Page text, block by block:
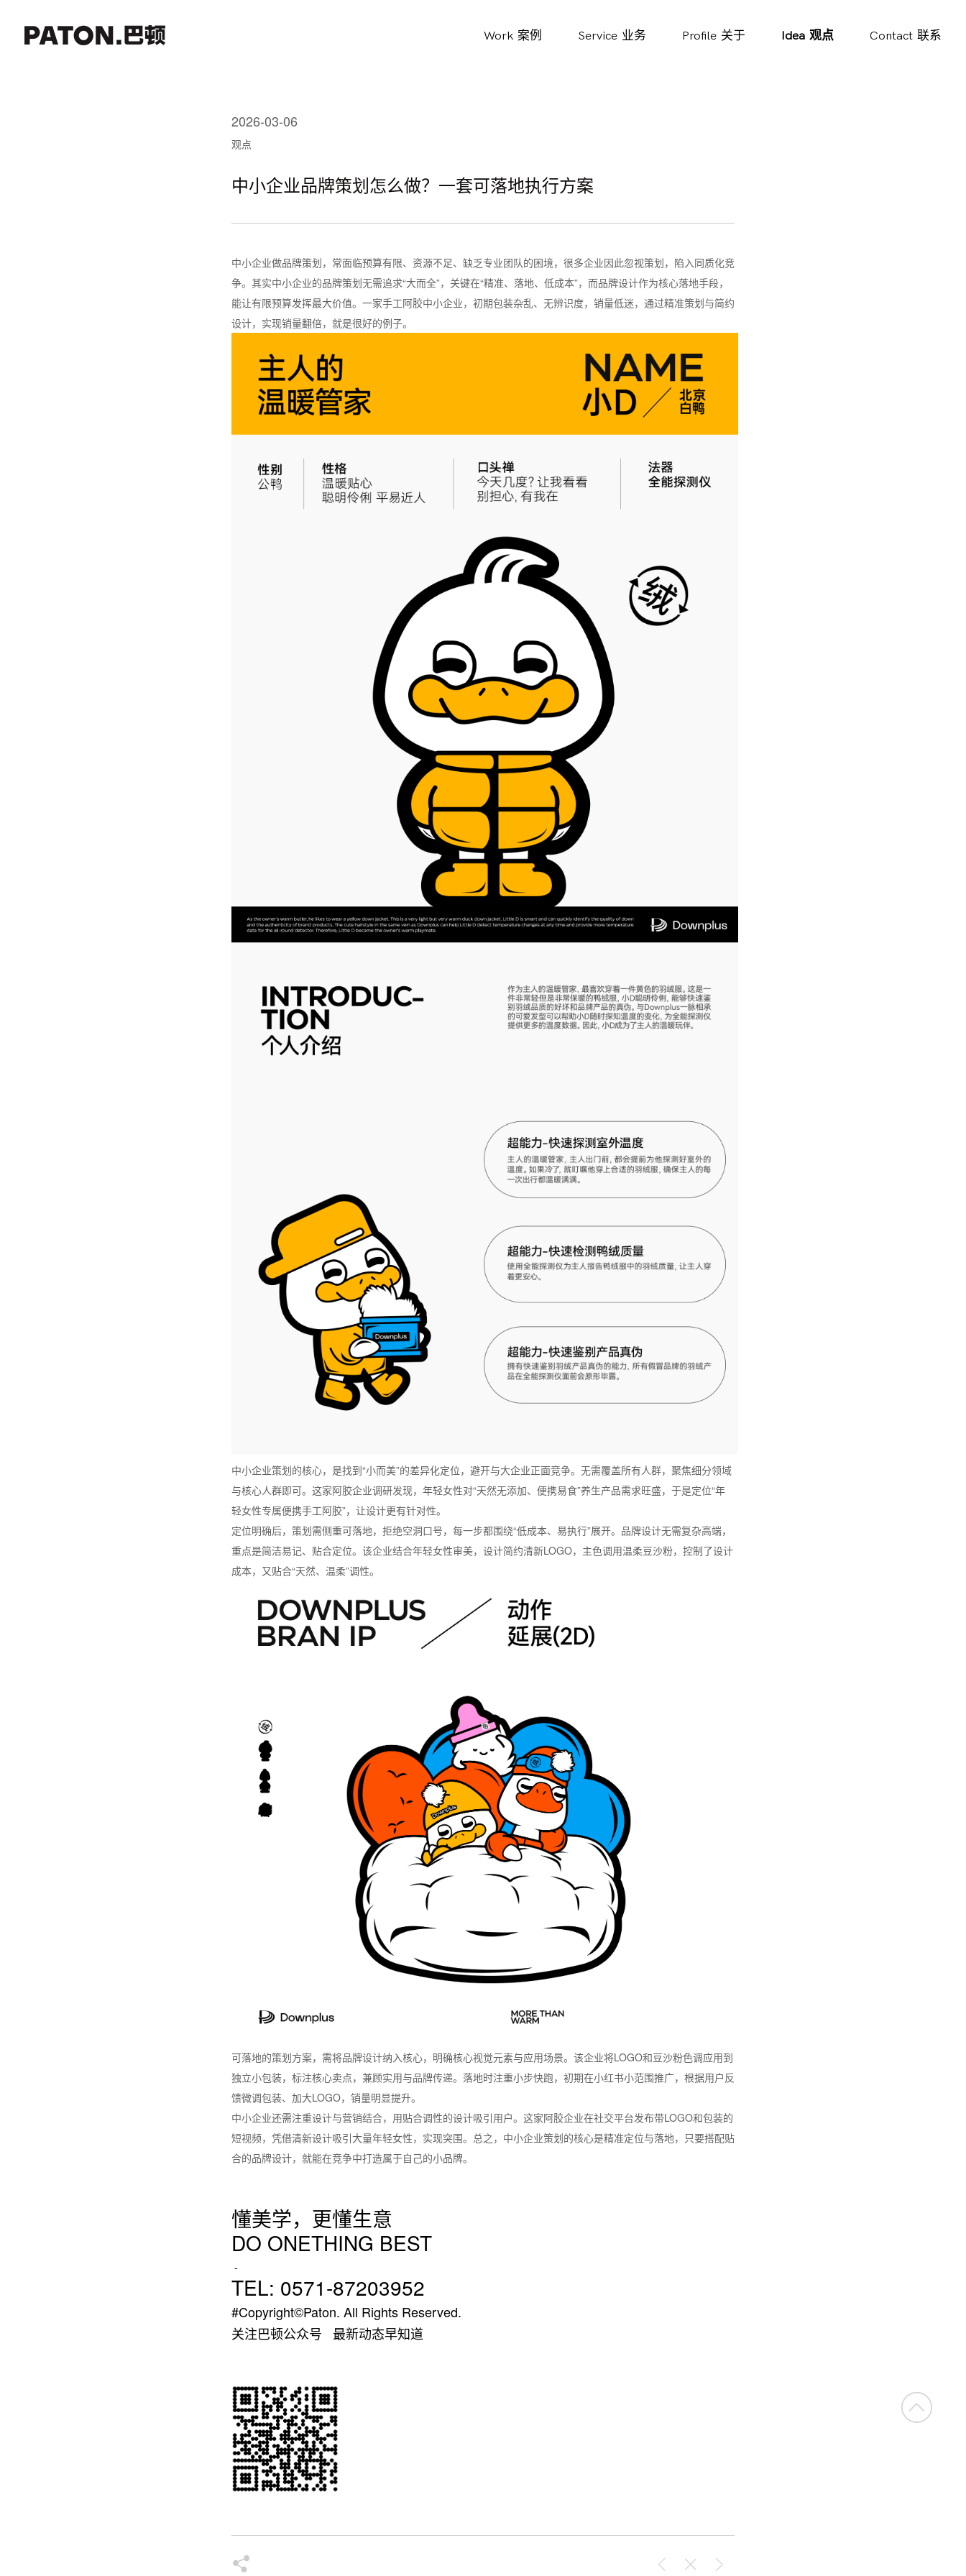
Work 案例 Service 业务 Profile 关于 Idea 观点 Contact 联系
2026-03-06
观点
中小企业品牌策划怎么做？一套可落地执行方案
中小企业做品牌策划，常面临预算有限、资源不足、缺乏专业团队的困境，很多企业因此忽视策划，陷入同质化竞
争。其实中小企业的品牌策划无需追求“大而全”，关键在“精准、落地、低成本”，而品牌设计作为核心落地手段，
能让有限预算发挥最大价值。一家手工阿胶中小企业，初期包装杂乱、无辨识度，销量低迷，通过精准策划与简约
设计，实现销量翻倍，就是很好的例子。
中小企业策划的核心，是找到“小而美”的差异化定位，避开与大企业正面竞争。无需覆盖所有人群，聚焦细分领域
与核心人群即可。这家阿胶企业调研发现，年轻女性对“天然无添加、便携易食”养生产品需求旺盛，于是定位“年
轻女性专属便携手工阿胶”，让设计更有针对性。
定位明确后，策划需侧重可落地，拒绝空洞口号，每一步都围绕“低成本、易执行”展开。品牌设计无需复杂高端，
重点是简洁易记、贴合定位。该企业结合年轻女性审美，设计简约清新LOGO，主色调用温柔豆沙粉，控制了设计
成本，又贴合“天然、温柔”调性。
可落地的策划方案，需将品牌设计纳入核心，明确核心视觉元素与应用场景。该企业将LOGO和豆沙粉色调应用到
独立小包装，标注核心卖点，兼顾实用与品牌传递。落地时注重小步快跑，初期在小红书小范围推广，根据用户反
馈微调包装、加大LOGO，销量明显提升。
中小企业还需注重设计与营销结合，用贴合调性的设计吸引用户。这家阿胶企业在社交平台发布带LOGO和包装的
短视频，凭借清新设计吸引大量年轻女性，实现突围。总之，中小企业策划的核心是精准定位与落地，只要搭配贴
合的品牌设计，就能在竞争中打造属于自己的小品牌。
懂美学，更懂生意
DO ONETHING BEST
-
TEL: 0571-87203952
#Copyright©Paton. All Rights Reserved.
关注巴顿公众号 最新动态早知道